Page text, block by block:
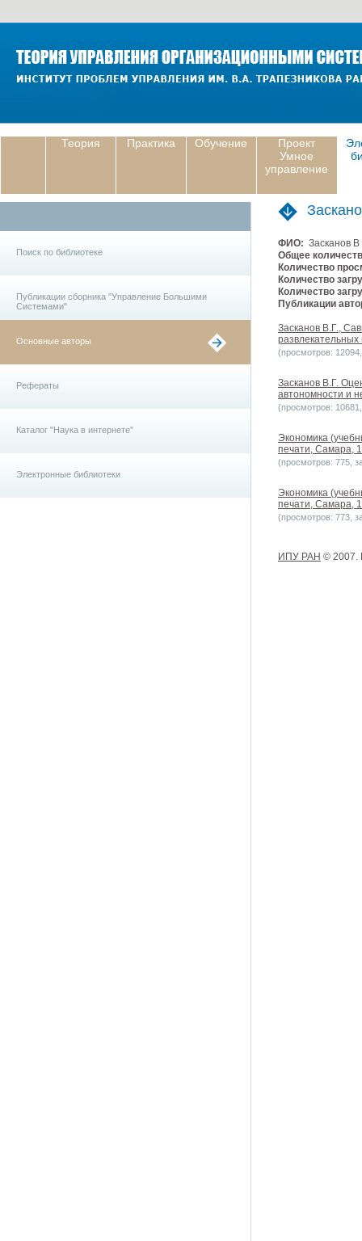
Теория Практика Обучение
Проект
Умное
управление
Поиск по библиотеке
Публикации сборника "Управление Большими
Системами"
Основные авторы
Рефераты
Каталог "Наука в интернете"
Электронные библиотеки
ФИО: Засканов В
Общее
Количество
Количество
Количество
Публикации
Засканов В.Г.,
(просмотров:
Засканов В.Г.
автономности и
(просмотров:
Экономика
печати, Самара,
(просмотров: 775,
Экономика
печати, Самара,
(просмотров: 773,
ИПУ РАН © 2007.